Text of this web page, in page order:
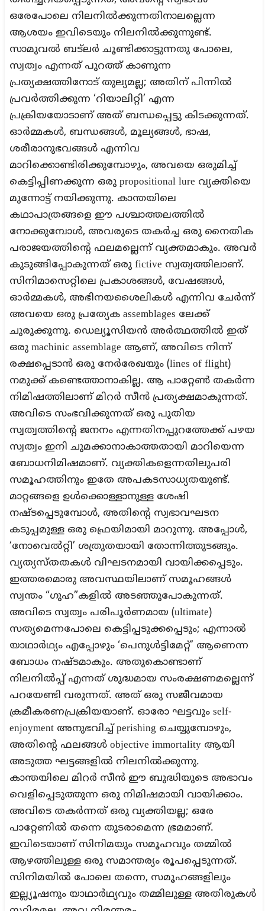
ഒരേപോലെ നിലനിൽക്കുന്നതിനാലല്ലെന്ന
ആശയം ഇവിടെയും നിലനിൽക്കുന്നുണ്ട്.
സാമുവൽ ബട്ലർ ചൂണ്ടിക്കാട്ടുന്നതു പോലെ,
സ്വത്വം എന്നത് പുറത്ത് കാണുന്ന
പ്രത്യക്ഷത്തിനോട് തുല്യമല്ല; അതിന് പിന്നിൽ
പ്രവർത്തിക്കുന്ന ‘റിയാലിറ്റി’ എന്ന
പ്രക്രിയയോടാണ് അത് ബന്ധപ്പെട്ടു കിടക്കുന്നത്.
ഓർമ്മകൾ, ബന്ധങ്ങൾ, മൂല്യങ്ങൾ, ഭാഷ,
ശരീരാനുഭവങ്ങൾ എന്നിവ
മാറിക്കൊണ്ടിരിക്കുമ്പോഴും, അവയെ ഒരുമിച്ച്
കെട്ടിപ്പിണക്കുന്ന ഒരു propositional lure വ്യക്തിയെ
മുന്നോട്ട് നയിക്കുന്നു. കാന്തയിലെ
കഥാപാത്രങ്ങളെ ഈ പശ്ചാത്തലത്തിൽ
നോക്കുമ്പോൾ, അവരുടെ തകർച്ച ഒരു നൈതിക
പരാജയത്തിന്റെ ഫലമല്ലെന്ന് വ്യക്തമാകും. അവർ
കുടുങ്ങിപ്പോകുന്നത് ഒരു fictive സ്വത്വത്തിലാണ്.
സിനിമാസെറ്റിലെ പ്രകാശങ്ങൾ, വേഷങ്ങൾ,
ഓർമ്മകൾ, അഭിനയശൈലികൾ എന്നിവ ചേർന്ന്
അവയെ ഒരു പ്രത്യേക assemblages ലേക്ക്
ചുരുക്കുന്നു. ഡെല്യൂസിയൻ അർത്ഥത്തിൽ ഇത്
ഒരു machinic assemblage ആണ്, അവിടെ നിന്ന്
രക്ഷപ്പെടാൻ ഒരു നേർരേഖയും (lines of flight)
നമുക്ക് കണ്ടെത്താനാകില്ല. ആ പാറ്റേൺ തകർന്ന
നിമിഷത്തിലാണ് മിറർ സീൻ പ്രത്യക്ഷമാകുന്നത്.
അവിടെ സംഭവിക്കുന്നത് ഒരു പുതിയ
സ്വത്വത്തിന്റെ ജനനം എന്നതിനപ്പുറത്തേക്ക് പഴയ
സ്വത്വം ഇനി ചുമക്കാനാകാത്തതായി മാറിയെന്ന
ബോധനിമിഷമാണ്. വ്യക്തികളെന്നതിലുപരി
സമൂഹത്തിനും ഇതേ അപകടസാധ്യതയുണ്ട്.
മാറ്റങ്ങളെ ഉൾക്കൊള്ളാനുള്ള ശേഷി
നഷ്ടപ്പെടുമ്പോൾ, അതിന്റെ സ്വഭാവഘടന
കടുപ്പമുള്ള ഒരു ഫ്രെയിമായി മാറുന്നു. അപ്പോൾ,
‘നോവെൽറ്റി’ ശത്രുതയായി തോന്നിത്തുടങ്ങും.
വ്യത്യസ്തതകൾ വിഘടനമായി വായിക്കപ്പെടും.
ഇത്തരമൊരു അവസ്ഥയിലാണ് സമൂഹങ്ങൾ
സ്വന്തം “ഗുഹ”കളിൽ അടഞ്ഞുപോകുന്നത്.
അവിടെ സ്വത്വം പരിപൂർണമായ (ultimate)
സത്യമെന്നപോലെ കെട്ടിപ്പടുക്കപ്പെടും; എന്നാൽ
യാഥാർഥ്യം എപ്പോഴും ‘പെനുൾട്ടിമേറ്റ്’ ആണെന്ന
ബോധം നഷ്ടമാകും. അതുകൊണ്ടാണ്
നിലനിൽപ്പ് എന്നത് ശുദ്ധമായ സംരക്ഷണമല്ലെന്ന്
പറയേണ്ടി വരുന്നത്. അത് ഒരു സജീവമായ
ക്രമീകരണപ്രക്രിയയാണ്. ഓരോ ഘട്ടവും self-
enjoyment അനുഭവിച്ച് perishing ചെയ്യുമ്പോഴും,
അതിന്റെ ഫലങ്ങൾ objective immortality ആയി
അടുത്ത ഘട്ടങ്ങളിൽ നിലനിൽക്കുന്നു.
കാന്തയിലെ മിറർ സീൻ ഈ ബുദ്ധിയുടെ അഭാവം
വെളിപ്പെടുത്തുന്ന ഒരു നിമിഷമായി വായിക്കാം.
അവിടെ തകർന്നത് ഒരു വ്യക്തിയല്ല; ഒരേ
പാറ്റേണിൽ തന്നെ തുടരാമെന്ന ഭ്രമമാണ്.
ഇവിടെയാണ് സിനിമയും സമൂഹവും തമ്മിൽ
ആഴത്തിലുള്ള ഒരു സമാന്തര്യം രൂപപ്പെടുന്നത്.
സിനിമയിൽ പോലെ തന്നെ, സമൂഹങ്ങളിലും
ഇല്ല്യൂഷനും യാഥാർഥ്യവും തമ്മിലുള്ള അതിരുകൾ